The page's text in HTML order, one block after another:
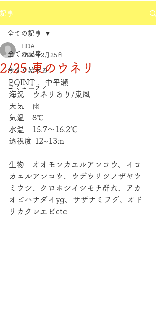
記事
全ての記事
今すぐ始める
コミュニティ
全ての記事
2/25 東のウネリ
HDA
2024年2月25日
POINT 　中平瀬
海況　ウネリあり/東風
天気　雨
気温　8℃
水温　15.7～16.2℃
透視度 12~13ｍ
生物　オオモンカエルアンコウ、イロ
カエルアンコウ、ウデウリツノザヤウ
ミウシ、クロホシイシモチ群れ、アカ
オビハナダイyg、サザナミフグ、オド
リカクレエビetc